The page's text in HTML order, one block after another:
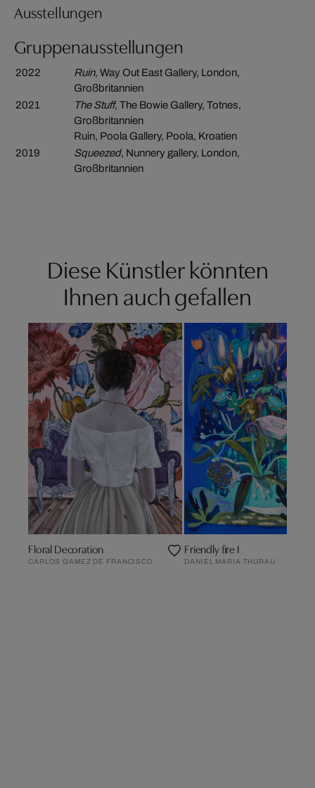
Ausstellungen
Gruppenausstellungen
2022 Ruin, Way Out East Gallery, London,
Großbritannien
2021
The Stuff, The Bowie Gallery, Totnes,
Großbritannien
Ruin, Poola Gallery, Poola, Kroatien
2019
Squeezed, Nunnery gallery, London,
Großbritannien
Diese Künstler könnten
Ihnen auch gefallen
Floral Decoration
CARLOS GAMEZ DE FRANCISCO
Friendly fire I
DANIEL MARIA THURAU